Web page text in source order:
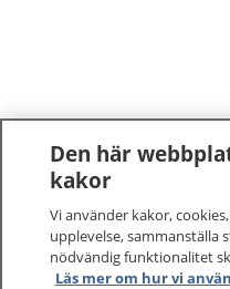
Den här
kakor
Vi använder kakor,
upplevelse, sammanställa
nödvändig funktionalitet
Läs mer om hur vi